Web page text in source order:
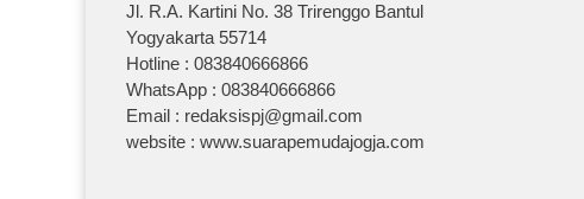
Jl. R.A. Kartini No. 38 Trirenggo Bantul
Yogyakarta 55714
Hotline : 083840666866
WhatsApp : 083840666866
Email : redaksispj@gmail.com
website : www.suarapemudajogja.com